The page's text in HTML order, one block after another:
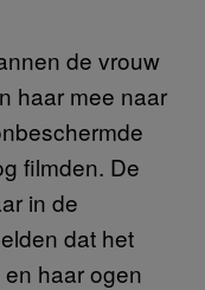
de vrouw
haar mee naar
filmden. De
in de
dat het
haar ogen